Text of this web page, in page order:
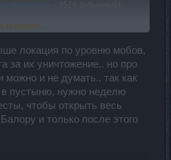
в 2 раза больше ОО, на
to expand...
локация по уровню мобов,
за их уничтожение.. но про
и не думать.. так как
в пустыню, нужно неделю
чтобы открыть весь
и только после этого